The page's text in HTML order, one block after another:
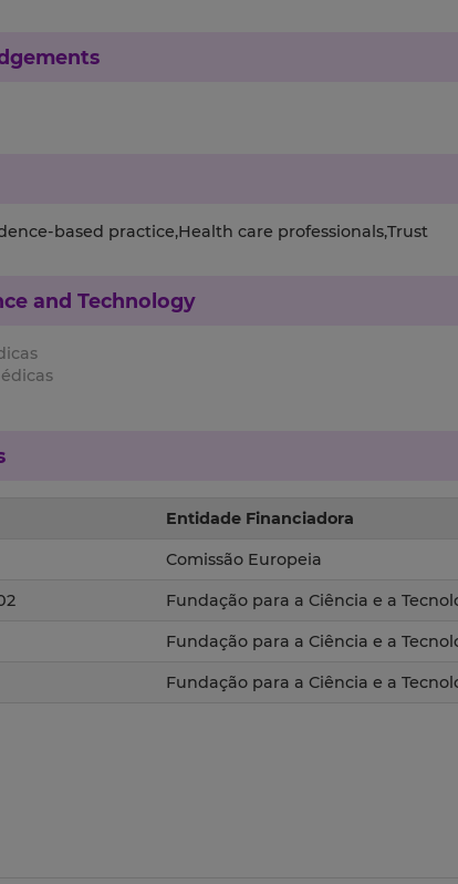
based practice,Health care professionals,Trust
and Technology
Entidade Financiadora
Comissão Europeia
Fundação para a Ciência e a
Fundação para a Ciência e a
Fundação para a Ciência e a